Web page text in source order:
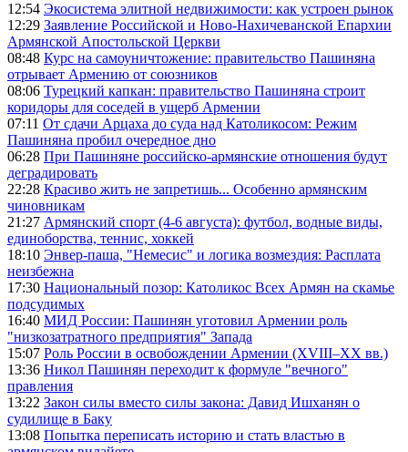
12:54 Экосистема элитной недвижимости: как устроен рынок
12:29 Заявление Российской и Ново-Нахичеванской Епархии
Армянской Апостольской Церкви
08:48 Курс на самоуничтожение: правительство Пашиняна
отрывает Армению от союзников
08:06 Турецкий капкан: правительство Пашиняна строит
коридоры для соседей в ущерб Армении
07:11 От сдачи Арцаха до суда над Католикосом: Режим
Пашиняна пробил очередное дно
06:28 При Пашиняне российско-армянские отношения будут
деградировать
22:28 Красиво жить не запретишь... Особенно армянским
чиновникам
21:27 Армянский спорт (4-6 августа): футбол, водные виды,
единоборства, теннис, хоккей
18:10 Энвер-паша, "Немесис" и логика возмездия: Расплата
неизбежна
17:30 Национальный позор: Католикос Всех Армян на скамье
подсудимых
16:40 МИД России: Пашинян уготовил Армении роль
"низкозатратного предприятия" Запада
15:07 Роль России в освобождении Армении (XVIII–XX вв.)
13:36 Никол Пашинян переходит к формуле "вечного"
правления
13:22 Закон силы вместо силы закона: Давид Ишханян о
судилище в Баку
13:08 Попытка переписать историю и стать властью в